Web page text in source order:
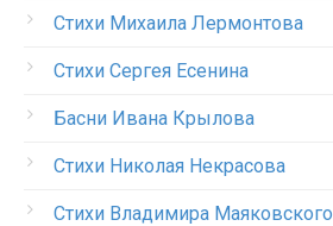
Стихи Михаила Лермонтова
Стихи Сергея Есенина
Басни Ивана Крылова
Стихи Николая Некрасова
Стихи Владимира Маяковского